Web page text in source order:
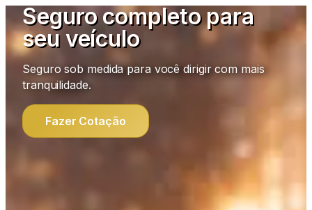
Seguro completo para
seu veículo
Seguro sob medida para você dirigir com mais
tranquilidade.
Fazer Cotação